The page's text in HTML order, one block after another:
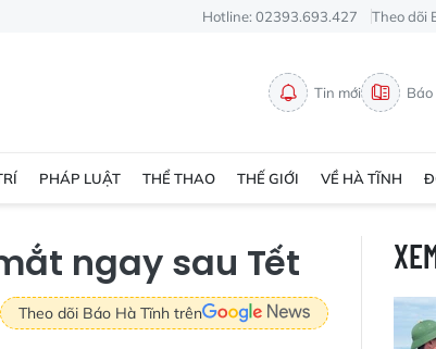
Hotline: 02393.693.427 Theo dõi
Tin mới Báo
PHÁP LUẬT THỂ THAO THẾ GIỚI VỀ HÀ TĨNH
ngay sau Tết
Theo dõi Báo Hà Tĩnh trên